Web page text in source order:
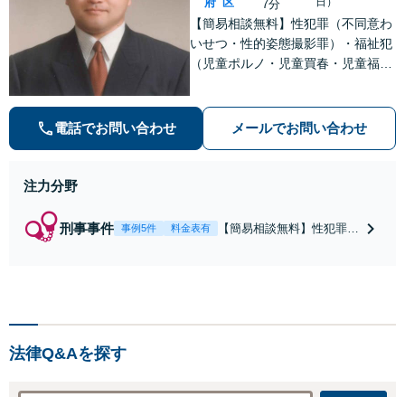
7分
【簡易相談無料】性犯罪（不同意わ
いせつ・性的姿態撮影罪）・福祉犯
（児童ポルノ・児童買春・児童福祉
等）に非常に詳しい弁護士です
電話でお問い合わせ メールでお問い合わせ
注力分野
刑事事件 事例5件 料金表有
【簡易相談無料】性犯罪
法律Q&Aを探す